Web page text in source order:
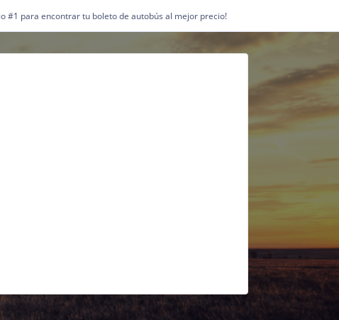
#1 para encontrar tu boleto de autobús al mejor precio!